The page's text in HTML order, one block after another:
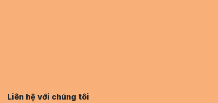
Liên hệ với chúng tôi